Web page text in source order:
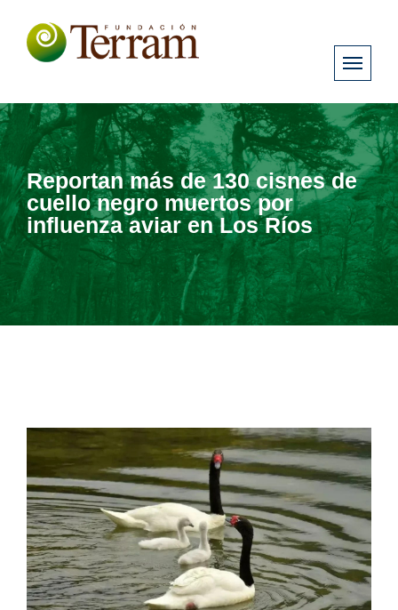
Reportan más de 130 cisnes de
cuello negro muertos por
influenza aviar en Los Ríos